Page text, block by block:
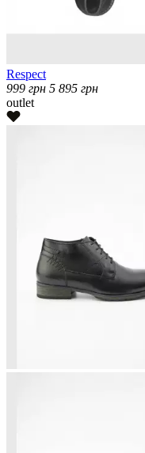
Respect
999 грн 5 895 грн
outlet